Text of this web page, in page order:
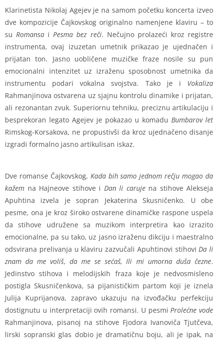
Klarinetista Nikolaj Agejev je na samom početku koncerta izveo
dve kompozicije Čajkovskog originalno namenjene klaviru – to
suRomansa iPesma bez reči. Nečujno prolazeći kroz registre
instrumenta, ovaj izuzetan umetnik prikazao je ujednačen i
prijatan ton. Jasno uobličene muzičke fraze nosile su pun
emocionalni intenzitet uz izraženu sposobnost umetnika da
instrumentu podari vokalna svojstva. Tako je i Vokaliza
Rahmanjinova ostvarena uz sjajnu kontrolu dinamike i prijatan,
ali rezonantan zvuk. Superiornu tehniku, preciznu artikulaciju i
besprekoran legato Agejev je pokazao u komadu Bumbarov let
Rimskog-Korsakova, ne propustivši da kroz ujednačeno disanje
izgradi formalno jasno artikulisan iskaz.
Dve romanse Čajkovskog, Kada bih samo jednom rečju mogao da
kažem na Hajneove stihove i Dan li carujena stihove Alekseja
Apuhtina izvela je sopran Jekaterina Skusničenko. U obe
pesme, ona je kroz široko ostvarene dinamičke raspone uspela
da stihove udružene sa muzikom interpretira kao izrazito
emocionalne, pa su tako, uz jasno izraženu dikciju i maestralno
odsvirana prelivanja u klaviru zazvučali Apuhtinovi stihoviDa li
znam da me voliš, da me se sećaš, Ili mi umorna duša čezne.
Jedinstvo stihova i melodijskih fraza koje je nedvosmisleno
postigla Skusničenkova, sa pijanističkim partom koji je iznela
Julija Kuprijanova, zapravo ukazuju na izvođačku perfekciju
dostignutu u interpretaciji ovih romansi. U pesmiProlećne vode
Rahmanjinova, pisanoj na stihove Fjodora Ivanoviča Tjutčeva,
lirski sopranski glas dobio je dramatičnu boju, ali je ipak, na